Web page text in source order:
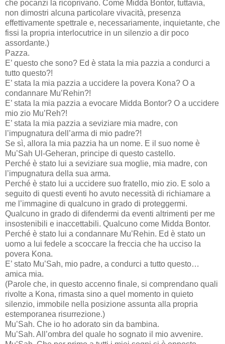
che pocanzi la ricoprivano. Come Midda Bontor, tuttavia,
non dimostri alcuna particolare vivacità, presenza
effettivamente spettrale e, necessariamente, inquietante, che
fissi la propria interlocutrice in un silenzio a dir poco
assordante.)
Pazza.
E’ questo che sono? Ed è stata la mia pazzia a condurci a
tutto questo?!
E’ stata la mia pazzia a uccidere la povera Kona? O a
condannare Mu’Rehin?!
E’ stata la mia pazzia a evocare Midda Bontor? O a uccidere
mio zio Mu’Reh?!
E’ stata la mia pazzia a seviziare mia madre, con
l’impugnatura dell’arma di mio padre?!
Se sì, allora la mia pazzia ha un nome. E il suo nome è
Mu’Sah Ul-Geheran, principe di questo castello.
Perché è stato lui a seviziare sua moglie, mia madre, con
l’impugnatura della sua arma.
Perché è stato lui a uccidere suo fratello, mio zio. E solo a
seguito di questi eventi ho avuto necessità di richiamare a
me l’immagine di qualcuno in grado di proteggermi.
Qualcuno in grado di difendermi da eventi altrimenti per me
insostenibili e inaccettabili. Qualcuno come Midda Bontor.
Perché è stato lui a condannare Mu’Rehin. Ed è stato un
uomo a lui fedele a scoccare la freccia che ha ucciso la
povera Kona.
E’ stato Mu’Sah, mio padre, a condurci a tutto questo…
amica mia.
(Parole che, in questo accenno finale, si comprendano quali
rivolte a Kona, rimasta sino a quel momento in quieto
silenzio, immobile nella posizione assunta alla propria
estemporanea risurrezione.)
Mu’Sah. Che io ho adorato sin da bambina.
Mu’Sah. All’ombra del quale ho sognato il mio avvenire.